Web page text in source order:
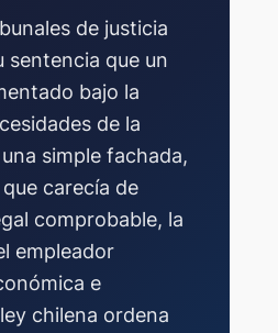
de justicia
sentencia que un
bajo la
de la
simple fachada,
carecía de
comprobable, la
empleador
e
chilena ordena